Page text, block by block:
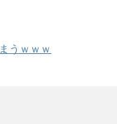
うｗｗｗ